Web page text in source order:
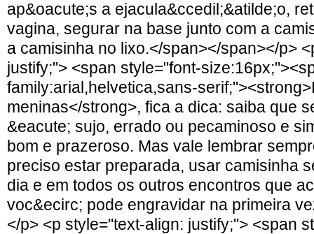
ap&oacute;s a ejacula&ccedil;&atilde;o,
vagina, segurar na base junto com a
a camisinha no lixo.</span></span></p>
justify;"> <span style="font-
family:arial,helvetica,sans-
meninas</strong>, fica a dica: saiba que
&eacute; sujo, errado ou pecaminoso e
bom e prazeroso. Mas vale lembrar
preciso estar preparada, usar camisinha
dia e em todos os outros encontros que
voc&ecirc; pode engravidar na primeira
</p> <p style="text-align: justify;"> <span